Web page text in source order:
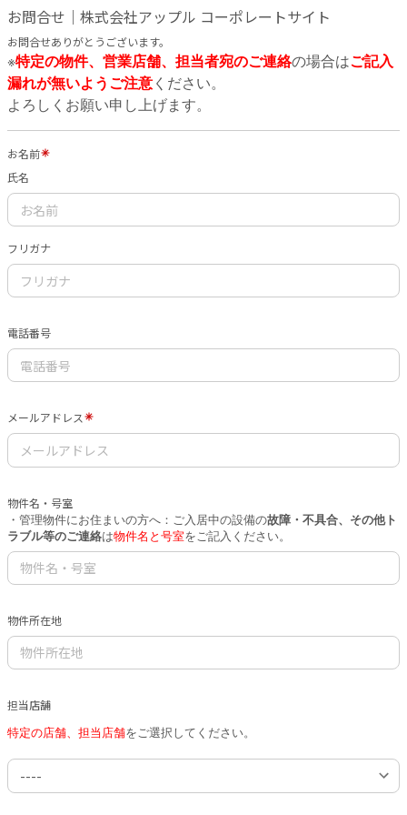
お問合せ｜株式会社アップル コーポレートサイト
お問合せありがとうございます。
※特定の物件、営業店舗、担当者宛のご連絡の場合はご記入
漏れが無いようご注意ください。
よろしくお願い申し上げます。
お名前
氏名
フリガナ
電話番号
メールアドレス
物件名・号室
・管理物件にお住まいの方へ：ご入居中の設備の故障・不具合、その他ト
ラブル等のご連絡は物件名と号室をご記入ください。
物件所在地
担当店舗
特定の店舗、担当店舗をご選択してください。